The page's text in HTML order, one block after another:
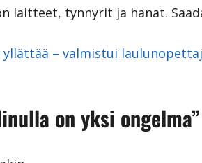
laitteet, tynnyrit ja hanat.
– valmistui
on yksi ongelma”